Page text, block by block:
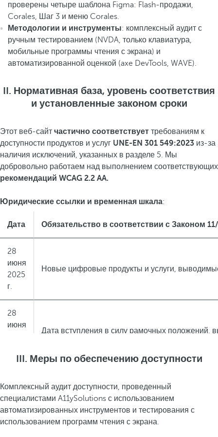
проверены четыре шаблона Figma: Flash-продажи,
Corales, Шаг 3 и меню Corales.
Методологии и инструменты: комплексный аудит с
ручным тестированием (NVDA, только клавиатура,
мобильные программы чтения с экрана) и
автоматизированной оценкой (axe DevTools, WAVE).
II. Нормативная база, уровень соответствия
и установленные законом сроки
Этот веб-сайт частично соответствует требованиям к
доступности продуктов и услуг UNE-EN 301 549:2023 из-за
наличия исключений, указанных в разделе 5. Мы
добровольно работаем над выполнением соответствующих
рекомендаций WCAG 2.2 AA.
Юридические ссылки и временная шкала:
Дата Обязательство в соответствии с Законом
28
июня
2025
г.
Новые цифровые продукты и услуги,
28
июня
Дата вступления в силу рамочных положений,
июня
2030
г.
Окончание переходного периода,
III. Меры по обеспечению доступности
Комплексный аудит доступности, проведенный
специалистами A11ySolutions с использованием
автоматизированных инструментов и тестирования с
использованием программ чтения с экрана.